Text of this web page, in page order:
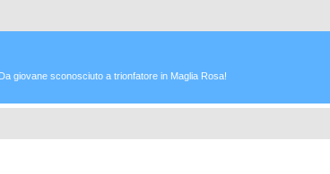
giovane sconosciuto a trionfatore in Maglia Rosa!